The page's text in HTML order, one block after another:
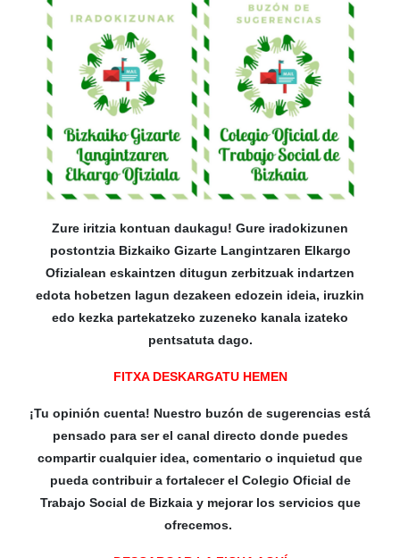
Zure iritzia kontuan daukagu! Gure iradokizunen
postontzia Bizkaiko Gizarte Langintzaren Elkargo
Ofizialean eskaintzen ditugun zerbitzuak indartzen
edota hobetzen lagun dezakeen edozein ideia, iruzkin
edo kezka partekatzeko zuzeneko kanala izateko
pentsatuta dago.
FITXA DESKARGATU HEMEN
¡Tu opinión cuenta! Nuestro buzón de sugerencias está
pensado para ser el canal directo donde puedes
compartir cualquier idea, comentario o inquietud que
pueda contribuir a fortalecer el Colegio Oficial de
Trabajo Social de Bizkaia y mejorar los servicios que
ofrecemos.